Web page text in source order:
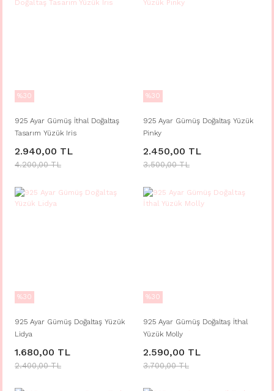
%30
925 Ayar Gümüş İthal Doğaltaş
Tasarım Yüzük Iris
2.940,00 TL
4.200,00 TL
%30
925 Ayar Gümüş Doğaltaş Yüzük
Pinky
2.450,00 TL
3.500,00 TL
%30
925 Ayar Gümüş Doğaltaş Yüzük
Lidya
1.680,00 TL
2.400,00 TL
%30
925 Ayar Gümüş Doğaltaş İthal
Yüzük Molly
2.590,00 TL
3.700,00 TL